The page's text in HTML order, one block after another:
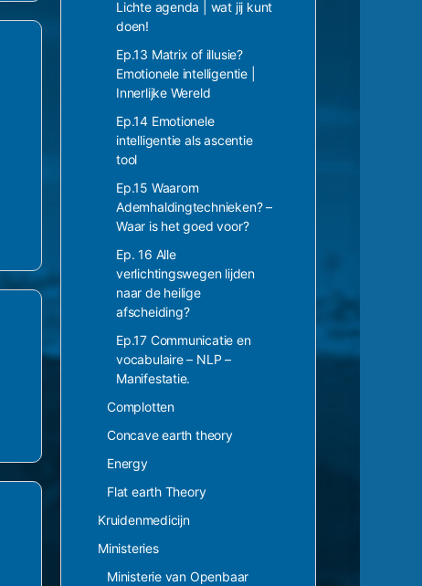
Lichte agenda | wat jij kunt
doen!
Ep.13 Matrix of illusie?
Emotionele intelligentie |
Innerlijke Wereld
Ep.14 Emotionele
intelligentie als ascentie
tool
Ep.15 Waarom
Ademhaldingtechnieken? –
Waar is het goed voor?
Ep. 16 Alle
verlichtingswegen lijden
naar de heilige
afscheiding?
Ep.17 Communicatie en
vocabulaire – NLP –
Manifestatie.
Complotten
Concave earth theory
Energy
Flat earth Theory
Kruidenmedicijn
Ministeries
Ministerie van Openbaar